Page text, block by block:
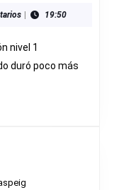
39
19:50
nivel 1
duró poco más